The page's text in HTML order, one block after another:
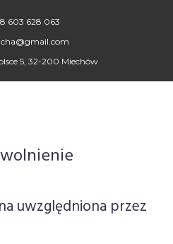
603 628 063
5, 32-200 Miechów
uwzględniona przez